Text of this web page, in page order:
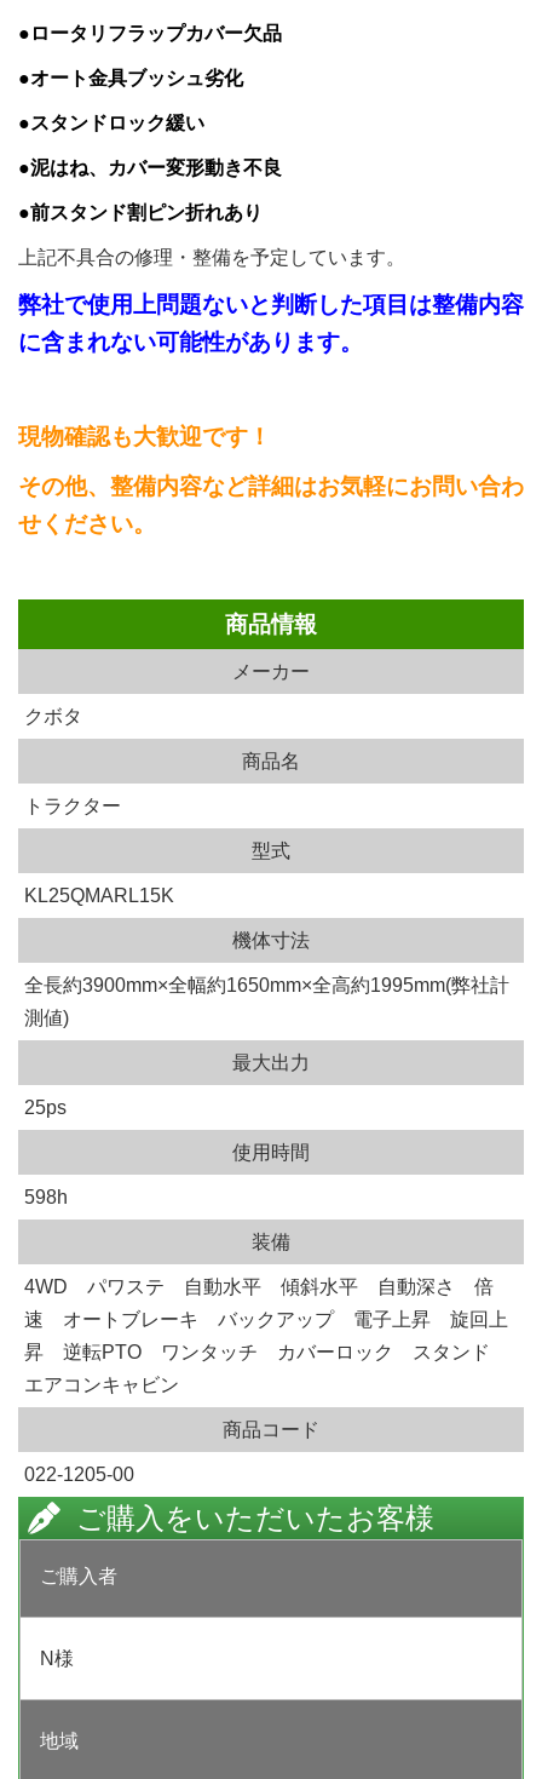
●ロータリフラップカバー欠品
●オート金具ブッシュ劣化
●スタンドロック緩い
●泥はね、カバー変形動き不良
●前スタンド割ピン折れあり
上記不具合の修理・整備を予定しています。
弊社で使用上問題ないと判断した項目は整備内容
に含まれない可能性があります。
現物確認も大歓迎です！
その他、整備内容など詳細はお気軽にお問い合わ
せください。
商品情報
メーカー
クボタ
商品名
トラクター
型式
KL25QMARL15K
機体寸法
全長約3900mm×全幅約1650mm×全高約1995mm(弊社計
測値)
最大出力
25ps
使用時間
598h
装備
4WD パワステ 自動水平 傾斜水平 自動深さ 倍
速 オートブレーキ バックアップ 電子上昇 旋回上
昇 逆転PTO ワンタッチ カバーロック スタンド
エアコンキャビン
商品コード
022-1205-00
ご購入をいただいたお客様
ご購入者
N様
地域